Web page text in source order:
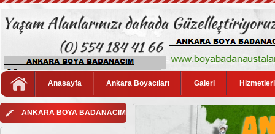
Anasayfa Ankara Boyacıları Galeri
ANKARA BOYA BADANACIM